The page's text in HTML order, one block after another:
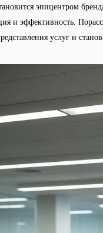
эпицентром
и эффективность.
услуг и